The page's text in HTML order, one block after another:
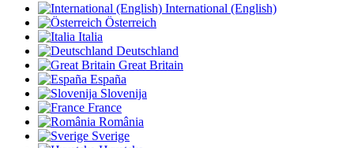
International (English)
Österreich
Italia
Deutschland
Great Britain
España
Slovenija
France
România
Sverige